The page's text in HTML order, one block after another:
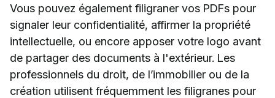
Vous pouvez également filigraner vos PDFs pour
signaler leur confidentialité, affirmer la propriété
intellectuelle, ou encore apposer votre logo avant
de partager des documents à l'extérieur. Les
professionnels du droit, de l’immobilier ou de la
création utilisent fréquemment les filigranes pour